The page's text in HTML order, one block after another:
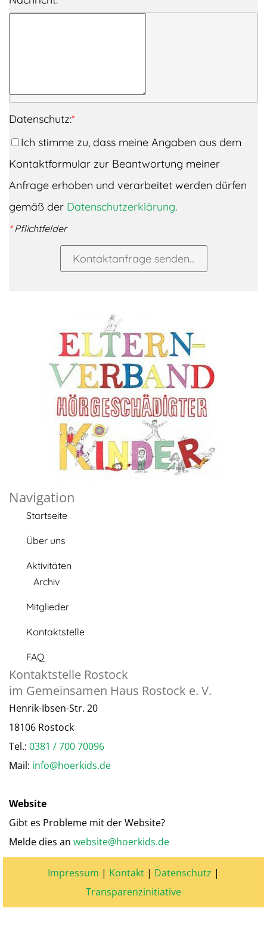
Datenschutz:*
Ich stimme zu, dass meine Angaben aus dem
Kontaktformular zur Beantwortung meiner
Anfrage erhoben und verarbeitet werden dürfen
gemäß der Datenschutzerklärung.
*Pflichtfelder
Kontaktanfrage senden...
Navigation
Startseite
Über uns
Aktivitäten
Archiv
Mitglieder
Kontaktstelle
FAQ
Kontaktstelle Rostock
im Gemeinsamen Haus Rostock e. V.
Henrik-Ibsen-Str. 20
18106 Rostock
Tel.: 0381 / 700 70096
Mail: info@hoerkids.de
Website
Gibt es Probleme mit der Website?
Melde dies an website@hoerkids.de
Impressum | Kontakt | Datenschutz |
Transparenzinitiative